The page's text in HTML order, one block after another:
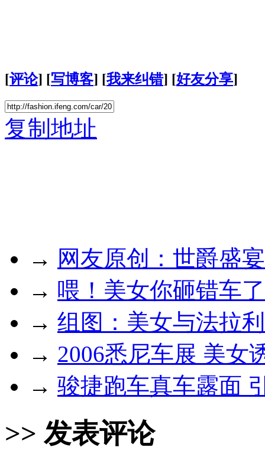
[评论] [写博客] [我来纠错] [好友分享]
复制地址
→ 网友原创：世爵盛
→ 喂！美女你砸错车了
→ 组图：美女与法拉
→ 2006悉尼车展 美女
→ 骏捷跑车真车露面
>> 发表评论